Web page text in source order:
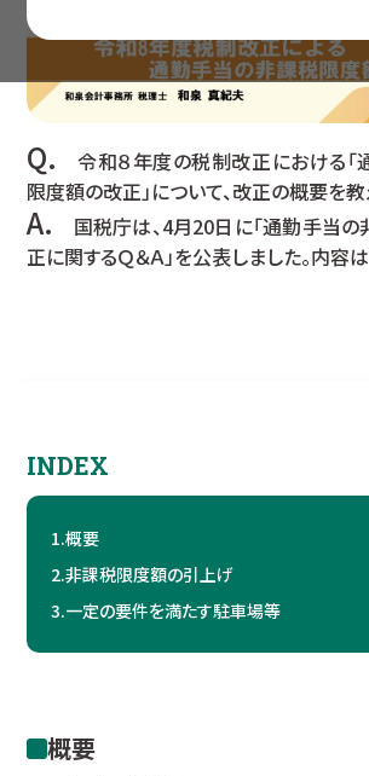
Q.
令和８年度の税制改正における「
限度額の改正」について、改正の概要を教
A.
国税庁は、4月20日に「通勤手当
正に関するＱ＆Ａ」を公表しました。内容
INDEX
1.概要
2.非課税限度額の引上げ
3.一定の要件を満たす駐車場等
概要